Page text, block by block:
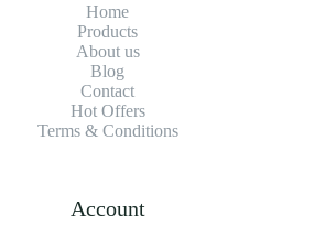
Home
Products
About us
Blog
Contact
Hot Offers
Terms & Conditions
Account